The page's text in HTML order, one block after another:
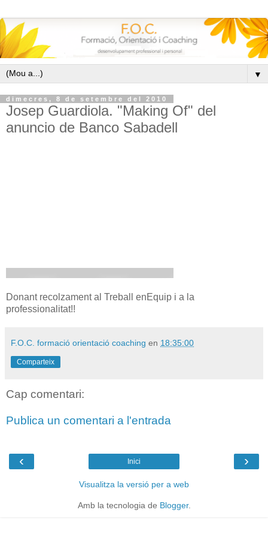
▼
dimecres, 8 de setembre del 2010
Josep Guardiola. "Making Of" del
anuncio de Banco Sabadell
Donant recolzament al Treball enEquip i a la
professionalitat!!
F.O.C. formació orientació coaching en 18:35:00
Comparteix
Cap comentari:
Publica un comentari a l'entrada
‹ ›
Inici
Visualitza la versió per a web
Amb la tecnologia de Blogger.